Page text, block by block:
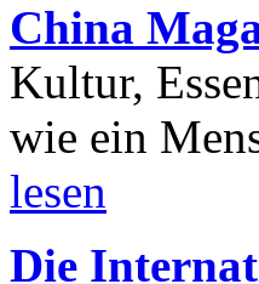
China
Kultur,
wie ein
lesen
Die